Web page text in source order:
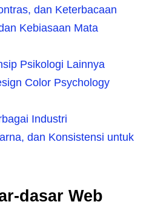
dan Keterbacaan
Kebiasaan Mata
Psikologi Lainnya
Color Psychology
Industri
dan Konsistensi untuk
dasar Web